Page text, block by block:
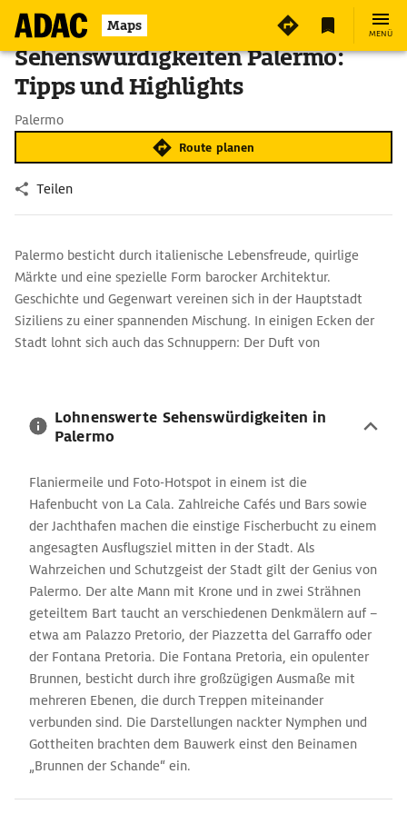
Maps MENÜ
Sehenswürdigkeiten Palermo:
Tipps und Highlights
Palermo
Route planen
Teilen
Palermo besticht durch italienische Lebensfreude, quirlige
Märkte und eine spezielle Form barocker Architektur.
Geschichte und Gegenwart vereinen sich in der Hauptstadt
Siziliens zu einer spannenden Mischung. In einigen Ecken der
Stadt lohnt sich auch das Schnuppern: Der Duft von
Lohnenswerte Sehenswürdigkeiten in
Palermo
Flaniermeile und Foto-Hotspot in einem ist die
Hafenbucht von La Cala. Zahlreiche Cafés und Bars sowie
der Jachthafen machen die einstige Fischerbucht zu einem
angesagten Ausflugsziel mitten in der Stadt. Als
Wahrzeichen und Schutzgeist der Stadt gilt der Genius von
Palermo. Der alte Mann mit Krone und in zwei Strähnen
geteiltem Bart taucht an verschiedenen Denkmälern auf –
etwa am Palazzo Pretorio, der Piazzetta del Garraffo oder
der Fontana Pretoria. Die Fontana Pretoria, ein opulenter
Brunnen, besticht durch ihre großzügigen Ausmaße mit
mehreren Ebenen, die durch Treppen miteinander
verbunden sind. Die Darstellungen nackter Nymphen und
Gottheiten brachten dem Bauwerk einst den Beinamen
„Brunnen der Schande“ ein.